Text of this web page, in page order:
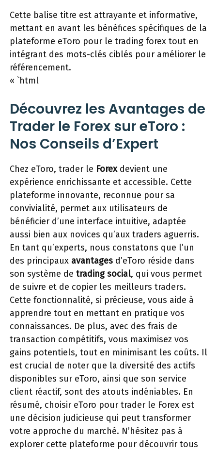
Cette balise titre est attrayante et informative,
mettant en avant les bénéfices spécifiques de la
plateforme eToro pour le trading forex tout en
intégrant des mots-clés ciblés pour améliorer le
référencement.
« `html
Découvrez les Avantages de
Trader le Forex sur eToro :
Nos Conseils d’Expert
Chez eToro, trader le Forexdevient une
expérience enrichissante et accessible. Cette
plateforme innovante, reconnue pour sa
convivialité, permet aux utilisateurs de
bénéficier d’une interface intuitive, adaptée
aussi bien aux novices qu’aux traders aguerris.
En tant qu’experts, nous constatons que l’un
des principaux avantages d’eToro réside dans
son système de trading social, qui vous permet
de suivre et de copier les meilleurs traders.
Cette fonctionnalité, si précieuse, vous aide à
apprendre tout en mettant en pratique vos
connaissances. De plus, avec des frais de
transaction compétitifs, vous maximisez vos
gains potentiels, tout en minimisant les coûts. Il
est crucial de noter que la diversité des actifs
disponibles sur eToro, ainsi que son service
client réactif, sont des atouts indéniables. En
résumé, choisir eToro pour trader le Forex est
une décision judicieuse qui peut transformer
votre approche du marché. N’hésitez pas à
explorer cette plateforme pour découvrir tous